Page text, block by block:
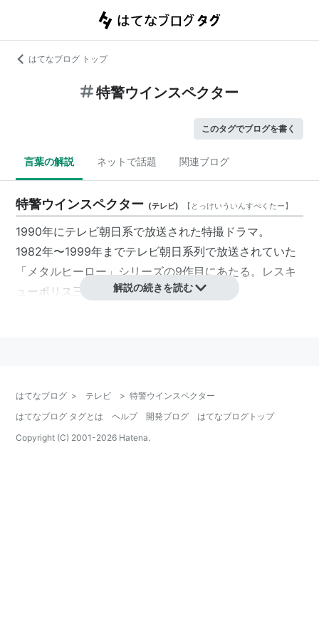
はてなブログ トップ
特警ウインスペクター
このタグでブログを書く
言葉の解説 ネットで話題 関連ブログ
特警ウインスペクター (テレビ) 【 とっけいういんすぺくたー】
1990年にテレビ朝日系で放送された特撮ドラマ。
1982年〜1999年までテレビ朝日系列で放送されていた
「メタルヒーロー」シリーズの9作目にあたる。レスキ
ューポリス三部作の第一作目。
ら引き継がれたが、あまり日の目を見る機会のない警察
レスキュー隊にハイテクツールを装備させ、レスキュー
ポリスという新境地を切り開いた。
解説の続きを読む
はてなブログ > テレビ > 特警ウインスペクター
はてなブログ タグとは
ヘルプ 開発ブログ
はてなブログトップ
Copyright (C) 2001-2026 Hatena.